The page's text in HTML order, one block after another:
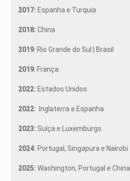
2017: Espanha e Turquia
2018: China
2019: Rio Grande do Sul | Brasil
2019: França
2022: Estados Unidos
2022: Inglaterra e Espanha
2023: Suíça e Luxemburgo
2024: Portugal, Singapura e Nairobi
2025: Washington, Portugal e China